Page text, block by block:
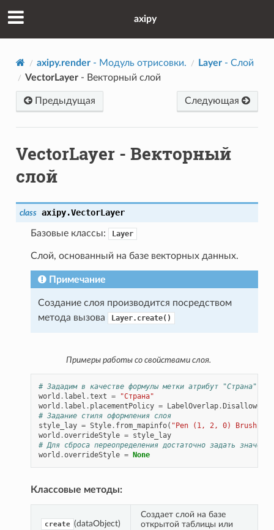
axipy
axipy.render- Модуль отрисовки. Layer- Слой
VectorLayer- Векторный слой
Предыдущая Следующая
VectorLayer- Векторный
слой
class axipy.VectorLayer
Базовые классы: Layer
Слой, основанный на базе векторных данных.
Примечание
Создание слоя производится посредством
метода вызова
Layer.create()
Примеры работы со свойствами слоя.
# Зададим в качестве формулы метки атрибут "Страна" и
world . label .text =
"Страна"
world . label . placementPolicy = LabelOverlap.
# Задание стиля оформления слоя
style_lay = Style. from_mapinfo( "Pen (1, 2, 0) Brush (8,
world .overrideStyle = style_lay
# Для сброса переопределения достаточно задать
world .overrideStyle = None
Классовые методы:
create (dataObject)
Создает слой на базе
открытой таблицы или